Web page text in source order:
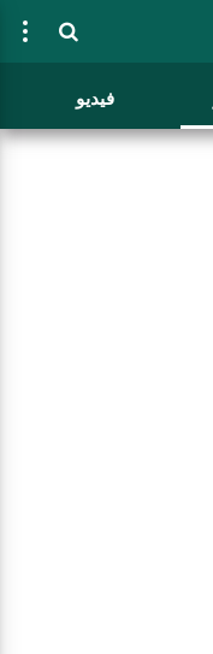
فيديو